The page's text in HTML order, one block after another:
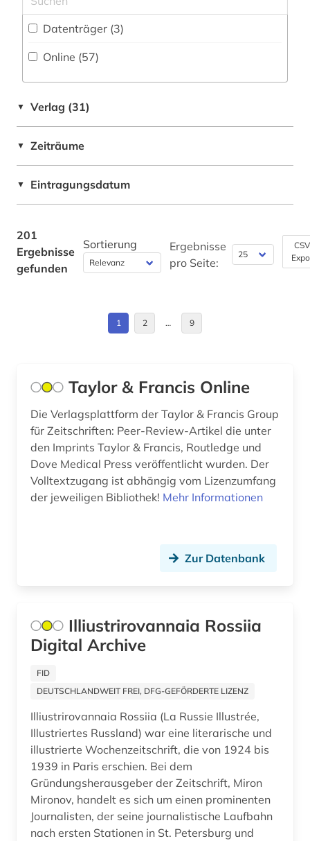
datentechnik (1)
deutschland (5)
digitalisierung (3)
dissertation (1)
e-tutorial (1)
elektronische bibliothek (1)
elektronische zeitschrift (3)
elektronisches buch (3)
elektrotechnik (1)
englisch (1)
entscheidungssammlung (1)
estland (1)
evolutionsbiologie (1)
fernsehsendung (2)
festschrift (1)
fid adlr.link für die medien-, kommunikations-
und filmwissenschaft (1)
Einzelpersonen (1)
China (5)
Europa (1)
Frankreich (3)
Makedonien (1)
Moldawien (1)
Niederlande (1)
Osteuropa (3)
Polen (3)
Portugal (1)
Russland, Sowjetunion (11)
Schweden (2)
Schweiz (8)
Serbien (1)
Datenträger (3)
Online (57)
▼ Verlag (31)
▼ Zeiträume
▼ Eintragungsdatum
201
Ergebnisse
gefunden
Sortierung
Ergebnisse
pro Seite:
1 2 … 9
Taylor & Francis Online
Die Verlagsplattform der Taylor & Francis Group
für Zeitschriften: Peer-Review-Artikel die unter
den Imprints Taylor & Francis, Routledge und
Dove Medical Press veröffentlicht wurden. Der
Volltextzugang ist abhängig vom Lizenzumfang
der jeweiligen Bibliothek! Mehr Informationen
Zur Datenbank
Illiustrirovannaia Rossiia
Digital Archive
FID
DEUTSCHLANDWEIT FREI, DFG-GEFÖRDERTE LIZENZ
Illiustrirovannaia Rossiia (La Russie Illustrée,
Illustriertes Russland) war eine literarische und
illustrierte Wochenzeitschrift, die von 1924 bis
1939 in Paris erschien. Bei dem
Gründungsherausgeber der Zeitschrift, Miron
Mironov, handelt es sich um einen prominenten
Journalisten, der seine journalistische Laufbahn
nach ersten Stationen in St. Petersburg und